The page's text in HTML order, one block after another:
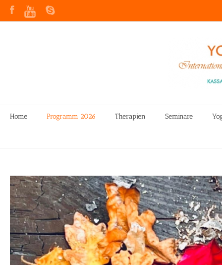
Home Programm 2026 Therapien Seminare